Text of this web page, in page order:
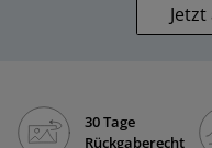
30 Tage
Rückgaberecht